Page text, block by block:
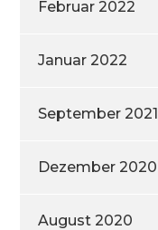
Februar 2022
Januar 2022
September 2021
Dezember 2020
August 2020